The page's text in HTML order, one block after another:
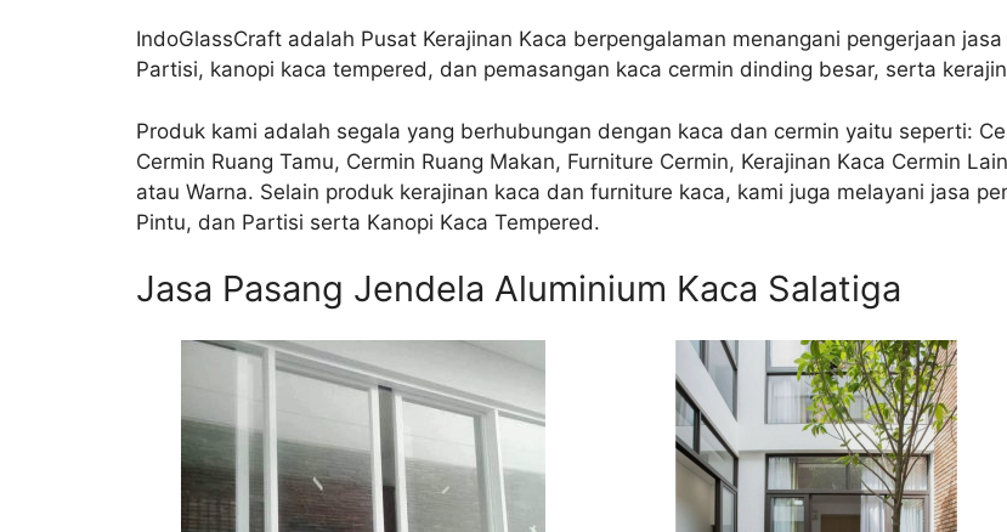
IndoGlassCraft adalah Pusat Kerajinan Kaca berpengalaman menangani pengerjaan
Partisi, kanopi kaca tempered, dan pemasangan kaca cermin dinding besar, serta
Produk kami adalah segala yang berhubungan dengan kaca dan cermin yaitu seperti:
Cermin Ruang Tamu, Cermin Ruang Makan, Furniture Cermin, Kerajinan Kaca Cermin
atau Warna. Selain produk kerajinan kaca dan furniture kaca, kami juga melayani jasa
Pintu, dan Partisi serta Kanopi Kaca Tempered.
Jasa Pasang Jendela Aluminium Kaca Salatiga